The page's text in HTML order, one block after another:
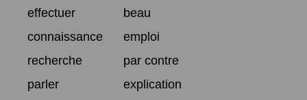
effectuer
beau
connaissance
emploi
recherche
par contre
parler
explication